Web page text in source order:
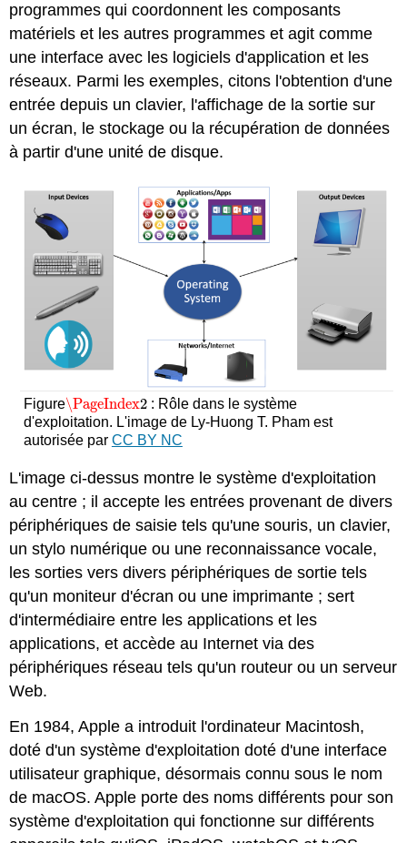
programmes qui coordonnent les composants
matériels et les autres programmes et agit comme
une interface avec les logiciels d'application et les
réseaux. Parmi les exemples, citons l'obtention d'une
entrée depuis un clavier, l'affichage de la sortie sur
un écran, le stockage ou la récupération de données
à partir d'une unité de disque.
Figure\PageIndex2
\PageIndex2 : Rôle dans le système
d'exploitation. L'image de Ly-Huong T. Pham est
autorisée par CC BY NC
L'image ci-dessus montre le système d'exploitation
au centre ; il accepte les entrées provenant de divers
périphériques de saisie tels qu'une souris, un clavier,
un stylo numérique ou une reconnaissance vocale,
les sorties vers divers périphériques de sortie tels
qu'un moniteur d'écran ou une imprimante ; sert
d'intermédiaire entre les applications et les
applications, et accède au Internet via des
périphériques réseau tels qu'un routeur ou un serveur
Web.
En 1984, Apple a introduit l'ordinateur Macintosh,
doté d'un système d'exploitation doté d'une interface
utilisateur graphique, désormais connu sous le nom
de macOS. Apple porte des noms différents pour son
système d'exploitation qui fonctionne sur différents